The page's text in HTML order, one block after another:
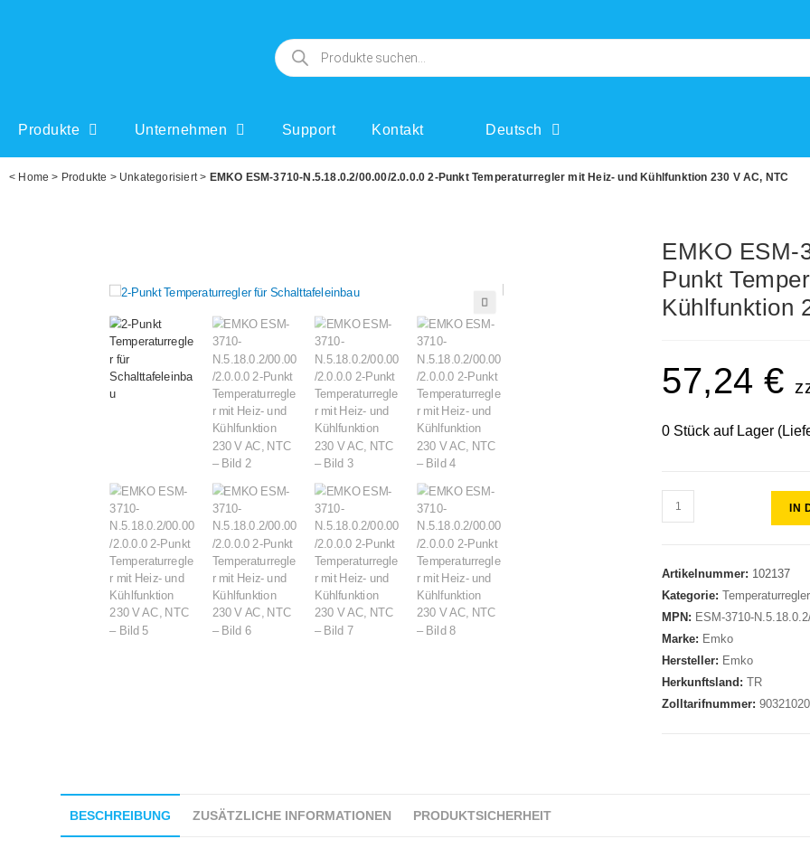
Produkte Unternehmen Support Kontakt Deutsch
< Home > Produkte > Unkategorisiert> EMKO ESM-3710-N.5.18.0.2/00.00/2.0.0.0 2-Punkt Temperaturregler mit Heiz- und Kühlfunktion 230 V AC, NTC
🔍
EMKO ESM-
Punkt
Kühlfunktion
57,24€
0 Stück auf Lager
IN
Artikelnummer: 102137
Kategorie:Temperaturregler
MPN: ESM-3710-
Marke: Emko
Hersteller: Emko
Herkunftsland:TR
Zolltarifnummer:90321020
BESCHREIBUNG ZUSÄTZLICHE INFORMATIONEN PRODUKTSICHERHEIT